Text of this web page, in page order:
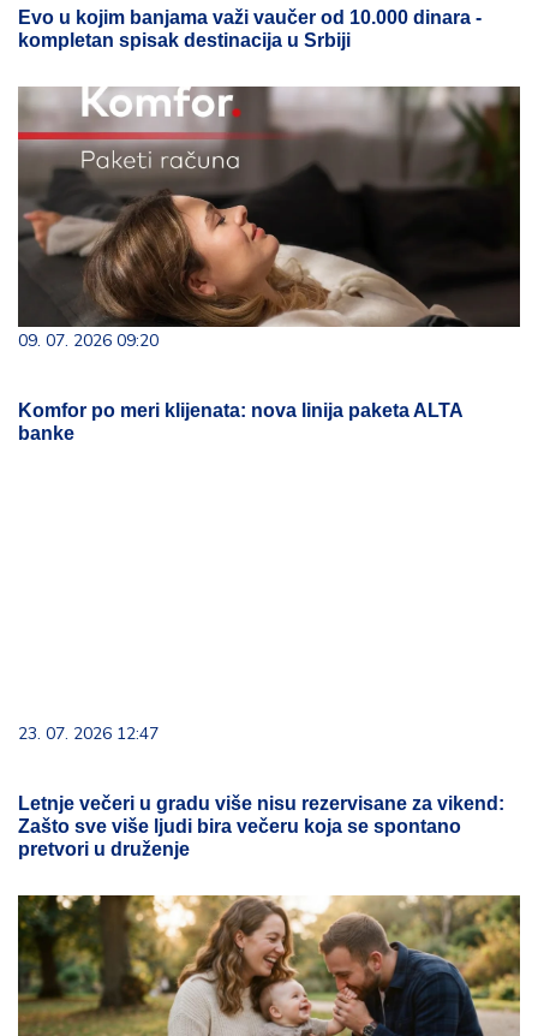
Evo u kojim banjama važi vaučer od 10.000 dinara -
kompletan spisak destinacija u Srbiji
09. 07. 2026 09:20
Komfor po meri klijenata: nova linija paketa ALTA
banke
23. 07. 2026 12:47
Letnje večeri u gradu više nisu rezervisane za vikend:
Zašto sve više ljudi bira večeru koja se spontano
pretvori u druženje